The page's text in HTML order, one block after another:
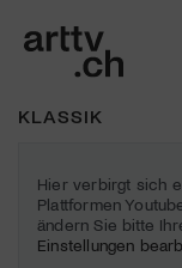
KLASSIK
Hier verbirgt sich
Plattformen
ändern Sie bitte
Einstellungen